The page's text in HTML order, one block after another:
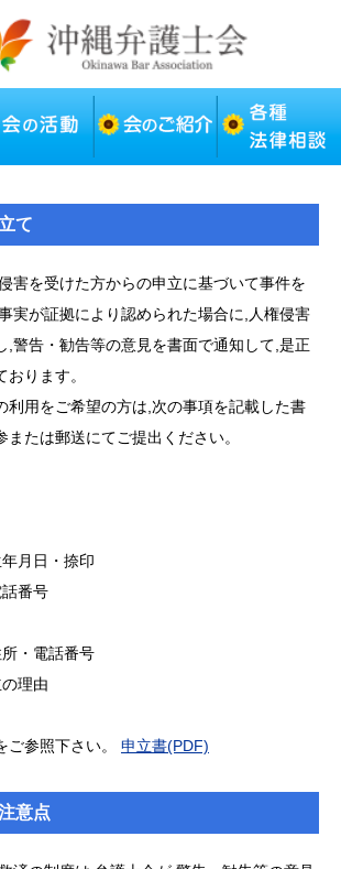
て
害を受けた方からの申立に基づいて事件を
実が証拠により認められた場合に,人権侵害
,警告・勧告等の意見を書面で通知して,是正
ります。
利用をご希望の方は,次の事項を記載した書
たは郵送にてご提出ください。
月日・捺印
番号
・電話番号
理由
参照下さい。 申立書(PDF)
意点